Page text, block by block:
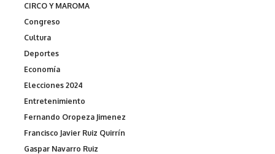
CIRCO Y MAROMA
Congreso
Cultura
Deportes
Economía
Elecciones 2024
Entretenimiento
Fernando Oropeza Jimenez
Francisco Javier Ruiz Quirrín
Gaspar Navarro Ruiz